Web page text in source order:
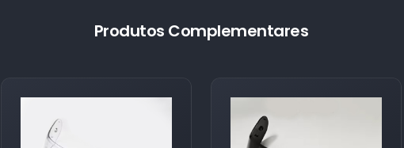
Produtos Complementares